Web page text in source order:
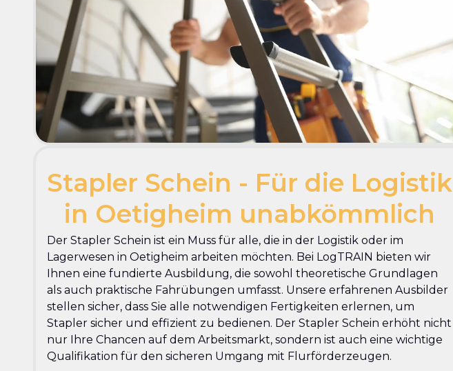
Stapler Schein - Für die Logistik
in Oetigheim unabkömmlich
Der Stapler Schein ist ein Muss für alle, die in der Logistik oder im
Lagerwesen in Oetigheim arbeiten möchten. Bei LogTRAIN bieten wir
Ihnen eine fundierte Ausbildung, die sowohl theoretische Grundlagen
als auch praktische Fahrübungen umfasst. Unsere erfahrenen Ausbilder
stellen sicher, dass Sie alle notwendigen Fertigkeiten erlernen, um
Stapler sicher und effizient zu bedienen. Der Stapler Schein erhöht nicht
nur Ihre Chancen auf dem Arbeitsmarkt, sondern ist auch eine wichtige
Qualifikation für den sicheren Umgang mit Flurförderzeugen.